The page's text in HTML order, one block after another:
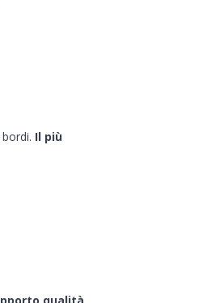
Il più
qualità